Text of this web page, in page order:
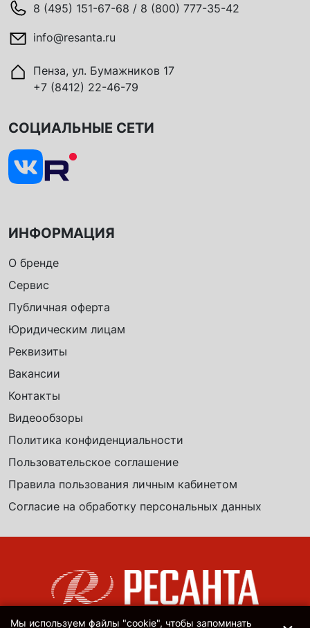
8 (495) 151-67-68 / 8 (800) 777-35-42
info@resanta.ru
Пенза, ул. Бумажников 17
+7 (8412) 22-46-79
ИНФОРМАЦИЯ
О бренде
Сервис
Публичная оферта
Юридическим лицам
Реквизиты
Вакансии
Контакты
Видеообзоры
Политика конфиденциальности
Пользовательское соглашение
Правила пользования личным кабинетом
Согласие на обработку персональных данных
СОЦИАЛЬНЫЕ СЕТИ
Мы используем файлы "cookie", чтобы запоминать